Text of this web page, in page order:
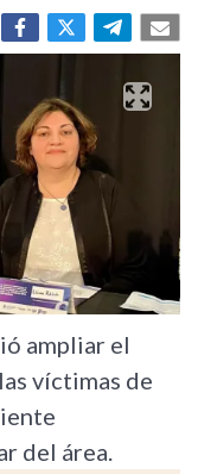
ampliar el
víctimas de
del área.